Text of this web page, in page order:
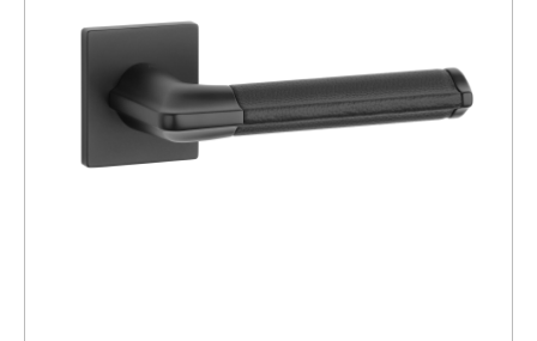
Распродажа